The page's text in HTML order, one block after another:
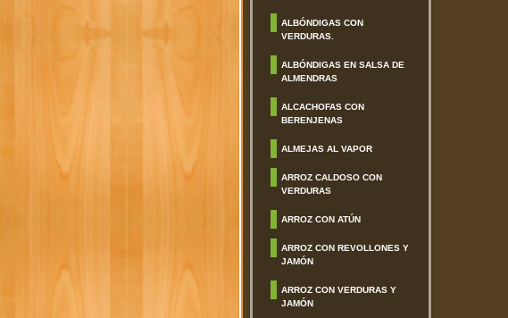
ALBÓNDIGAS CON
VERDURAS.
ALBÓNDIGAS EN SALSA DE
ALMENDRAS
ALCACHOFAS CON
BERENJENAS
ALMEJAS AL VAPOR
ARROZ CALDOSO CON
VERDURAS
ARROZ CON ATÚN
ARROZ CON REVOLLONES Y
JAMÓN
ARROZ CON VERDURAS Y
JAMÓN